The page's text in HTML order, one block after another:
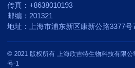
传真：+8638010193
邮编：201321
地址：上海市浦东新区康新公路3377号
© 2021 版权所有 上海欣吉特生物科技有限
号-1